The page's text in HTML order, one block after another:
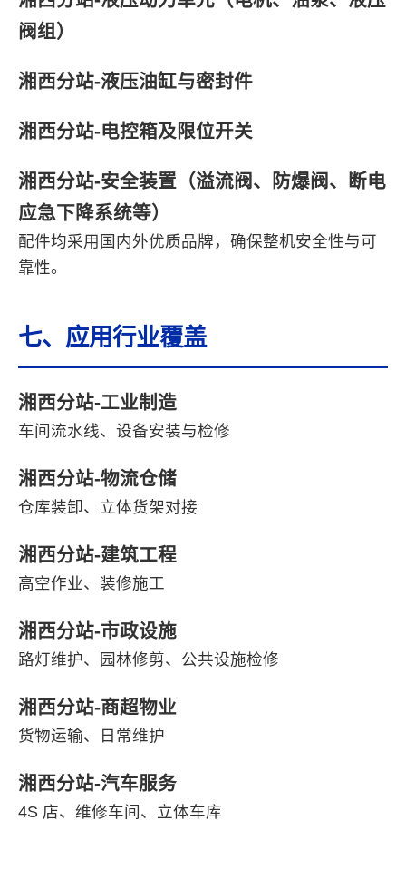
阀组）
湘西分站-液压油缸与密封件
湘西分站-电控箱及限位开关
湘西分站-安全装置（溢流阀、防爆阀、断电
应急下降系统等）
配件均采用国内外优质品牌，确保整机安全性与可
靠性。
七、应用行业覆盖
湘西分站-工业制造
车间流水线、设备安装与检修
湘西分站-物流仓储
仓库装卸、立体货架对接
湘西分站-建筑工程
高空作业、装修施工
湘西分站-市政设施
路灯维护、园林修剪、公共设施检修
湘西分站-商超物业
货物运输、日常维护
湘西分站-汽车服务
4S 店、维修车间、立体车库